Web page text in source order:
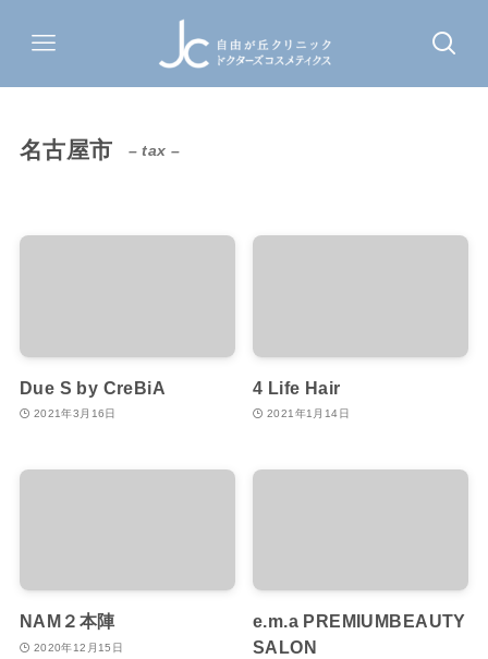
名古屋市 – tax –
Due S by CreBiA
2021年3月16日
4 Life Hair
2021年1月14日
NAM２本陣
2020年12月15日
e.m.a PREMIUMBEAUTY
SALON